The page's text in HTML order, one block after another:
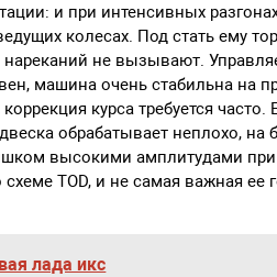
и при интенсивных
колесах. Под стать ему
не вызывают.
машина очень стабильна на
курса требуется
обрабатывает неплохо, на
высокими амплитудами
TOD, и не самая важная
лада икс